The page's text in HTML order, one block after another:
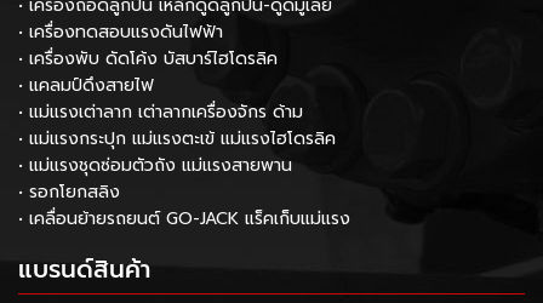
• เครื่องทดสอบแรงดันไฟฟ้า
• เครื่องพับ ดัดโค้ง บัสบาร์ไฮโดรลิค
• แคลมป์ดึงสายไฟ
• แม่แรงเต่าลาก เต่าลากเครื่องจักร ด้าม
• แม่แรงกระปุก แม่แรงตะเข้ แม่แรงไฮโดรลิค
• แม่แรงชุดซ่อมตัวถัง แม่แรงสายพาน
• รอกโยกสลิง
• เคลื่อนย้ายรถยนต์ GO-JACK แร็คเก็บแม่แรง
แบรนด์สินค้า